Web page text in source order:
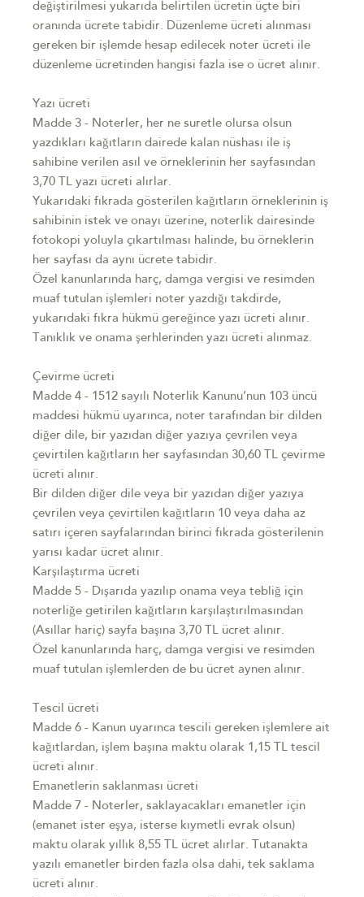
değiştirilmesi yukarıda belirtilen ücretin üçte biri
oranında ücrete tabidir. Düzenleme ücreti alınması
gereken bir işlemde hesap edilecek noter ücreti ile
düzenleme ücretinden hangisi fazla ise o ücret alınır.
Yazı ücreti
Madde 3 - Noterler, her ne suretle olursa olsun
yazdıkları kağıtların dairede kalan nüshası ile iş
sahibine verilen asıl ve örneklerinin her sayfasından
3,70 TL yazı ücreti alırlar.
Yukarıdaki fıkrada gösterilen kağıtların örneklerinin iş
sahibinin istek ve onayı üzerine, noterlik dairesinde
fotokopi yoluyla çıkartılması halinde, bu örneklerin
her sayfası da aynı ücrete tabidir.
Özel kanunlarında harç, damga vergisi ve resimden
muaf tutulan işlemleri noter yazdığı takdirde,
yukarıdaki fıkra hükmü gereğince yazı ücreti alınır.
Tanıklık ve onama şerhlerinden yazı ücreti alınmaz.
Çevirme ücreti
Madde 4 - 1512 sayılı Noterlik Kanunu’nun 103 üncü
maddesi hükmü uyarınca, noter tarafından bir dilden
diğer dile, bir yazıdan diğer yazıya çevrilen veya
çevirtilen kağıtların her sayfasından 30,60 TL çevirme
ücreti alınır.
Bir dilden diğer dile veya bir yazıdan diğer yazıya
çevrilen veya çevirtilen kağıtların 10 veya daha az
satırı içeren sayfalarından birinci fıkrada gösterilenin
yarısı kadar ücret alınır.
Karşılaştırma ücreti
Madde 5 - Dışarıda yazılıp onama veya tebliğ için
noterliğe getirilen kağıtların karşılaştırılmasından
(Asıllar hariç) sayfa başına 3,70 TL ücret alınır.
Özel kanunlarında harç, damga vergisi ve resimden
muaf tutulan işlemlerden de bu ücret aynen alınır.
Tescil ücreti
Madde 6 - Kanun uyarınca tescili gereken işlemlere ait
kağıtlardan, işlem başına maktu olarak 1,15 TL tescil
ücreti alınır.
Emanetlerin saklanması ücreti
Madde 7 - Noterler, saklayacakları emanetler için
(emanet ister eşya, isterse kıymetli evrak olsun)
maktu olarak yıllık 8,55 TL ücret alırlar. Tutanakta
yazılı emanetler birden fazla olsa dahi, tek saklama
ücreti alınır.